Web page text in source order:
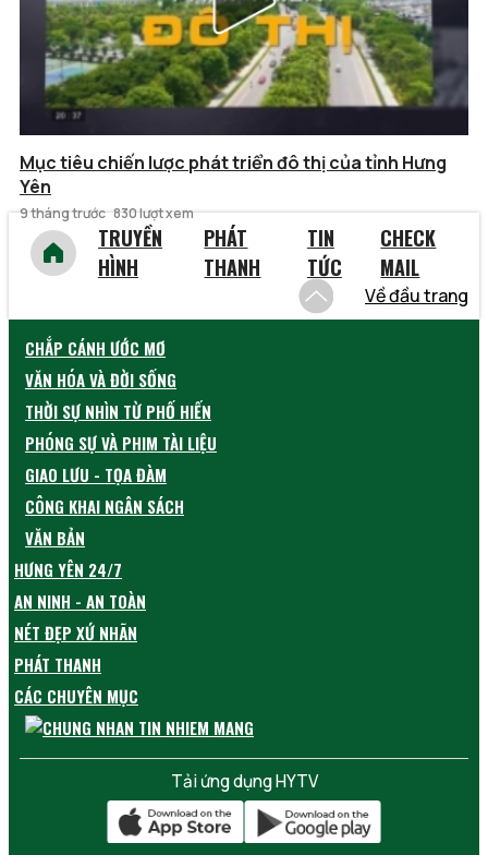
Mục tiêu chiến lược phát triển đô thị của tỉnh Hưng
Yên
9 tháng trước 830 lượt xem
TRUYỀN
HÌNH
PHÁT
THANH
TIN
TỨC
CHECK
MAIL
Về đầu trang
CHẮP CÁNH ƯỚC MƠ
VĂN HÓA VÀ ĐỜI SỐNG
THỜI SỰ NHÌN TỪ PHỐ HIẾN
PHÓNG SỰ VÀ PHIM TÀI LIỆU
GIAO LƯU - TỌA ĐÀM
CÔNG KHAI NGÂN SÁCH
VĂN BẢN
HƯNG YÊN 24/7
AN NINH - AN TOÀN
NÉT ĐẸP XỨ NHÃN
PHÁT THANH
CÁC CHUYÊN MỤC
Tải ứng dụng HYTV